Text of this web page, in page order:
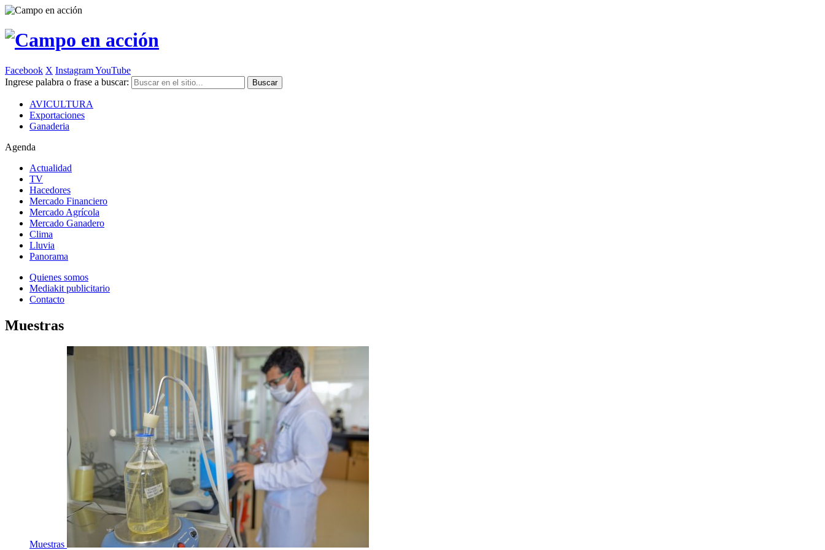
Facebook X InstagramYouTube
Ingrese palabra o frase a buscar:
AVICULTURA
Exportaciones
Ganaderia
Agenda
Actualidad
TV
Hacedores
Mercado Financiero
Mercado Agrícola
Mercado Ganadero
Clima
Lluvia
Panorama
Quienes somos
Mediakit publicitario
Contacto
Muestras
Muestras